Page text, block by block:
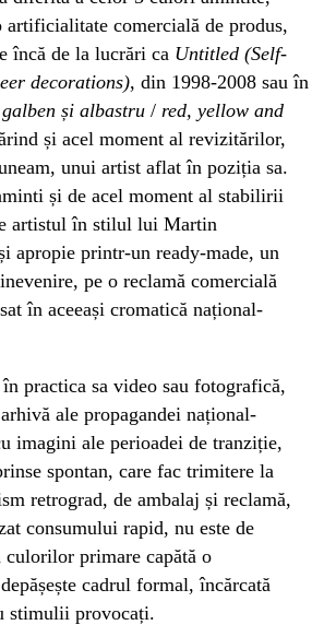
artificialitate comercială de produs,
încă de la lucrări ca Untitled (Self-
decorations), din 1998-2008 sau în
și albastru / red, yellow and
și acel moment al revizitărilor,
unui artist aflat în poziția sa.
și de acel moment al stabilirii
artistul în stilul lui Martin
apropie printr-un ready-made, un
pe o reclamă comercială
în aceeași cromatică național-
practica sa video sau fotografică,
ale propagandei național-
imagini ale perioadei de tranziție,
spontan, care fac trimitere la
retrograd, de ambalaj și reclamă,
consumului rapid, nu este de
culorilor primare capătă o
cadrul formal, încărcată
stimulii provocați.